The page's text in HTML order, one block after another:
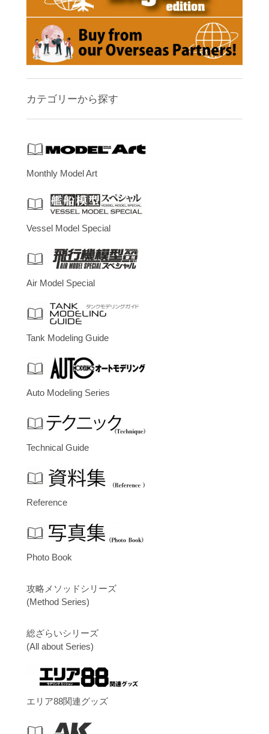
カテゴリーから探す
Monthly Model Art
Vessel Model Special
Air Model Special
Tank Modeling Guide
Auto Modeling Series
Technical Guide
Reference
Photo Book
攻略メソッドシリーズ
(Method Series)
総ざらいシリーズ
(All about Series)
エリア88関連グッズ